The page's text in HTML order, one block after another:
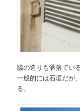
脇の造りも洒落ている
一般的には石垣だが
る。